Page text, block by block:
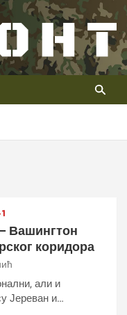
Вашингтон
коридора
али и
Јереван и…